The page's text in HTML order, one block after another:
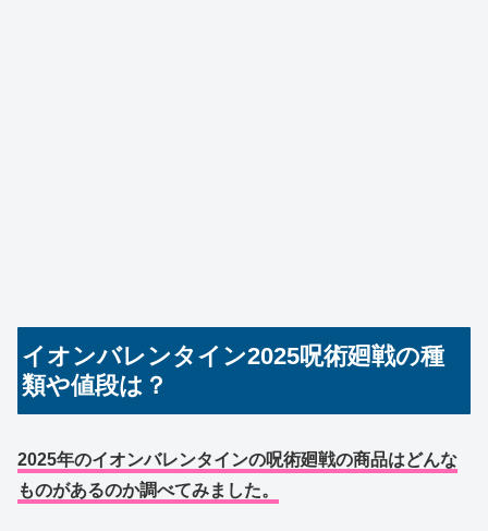
イオンバレンタイン2025呪術廻戦の種
類や値段は？
2025年のイオンバレンタインの呪術廻戦の商品はどんな
ものがあるのか調べてみました。